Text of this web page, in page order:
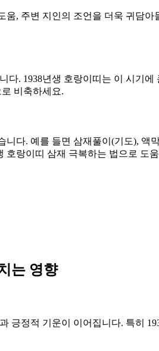
, 주변 지인의 조언을 더욱 귀담
. 1938년생 호랑이띠는 이 시기
비축하세요.
다. 예를 들면 삼재풀이(기도), 액
호랑이띠 삼재 극복하는 법으로 도
는 영향
긍정적 기운이 이어집니다. 특히